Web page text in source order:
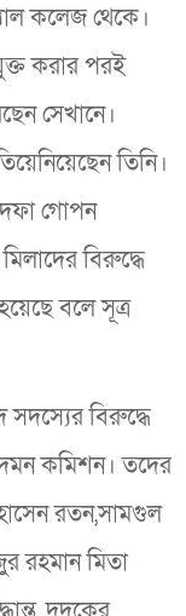
কলেজ থেকে।
করার পরই
সেখানে।
তিনি।
দফা গোপন
বিরুদ্ধে
বলে সূত্র
বিরুদ্ধে
দমন কমিশন। তদের
রতন,সামগুল
রহমান মিতা